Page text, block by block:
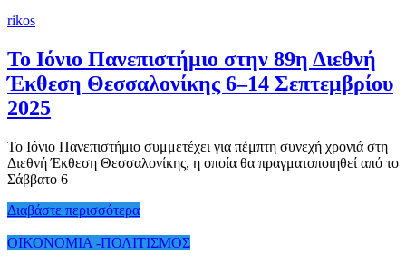
rikos
Το Ιόνιο Πανεπιστήμιο στην 89η Διεθνή
Έκθεση Θεσσαλονίκης 6–14 Σεπτεμβρίου
2025
Το Ιόνιο Πανεπιστήμιο συμμετέχει για πέμπτη συνεχή χρονιά στη
Διεθνή Έκθεση Θεσσαλονίκης, η οποία θα πραγματοποιηθεί από το
Σάββατο 6
Διαβάστε περισσότερα
ΟΙΚΟΝΟΜΙΑ -ΠΟΛΙΤΙΣΜΟΣ